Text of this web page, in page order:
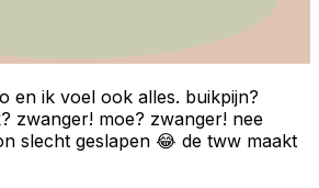
en ik voel ook alles. buikpijn?
zwanger! moe? zwanger! nee
slecht geslapen 😂 de tww maakt